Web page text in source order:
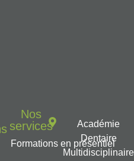
Nos
services
Formations en présentiel
Académie
Dentaire
Multidisciplinaire